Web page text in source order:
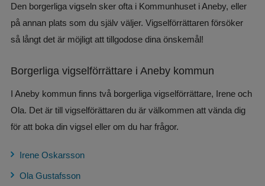
Den borgerliga vigseln sker ofta i Kommunhuset i Aneby, eller
på annan plats som du själv väljer. Vigselförrättaren försöker
så långt det är möjligt att tillgodose dina önskemål!
Borgerliga vigselförrättare i Aneby kommun
I Aneby kommun finns två borgerliga vigselförrättare, Irene och
Ola. Det är till vigselförättaren du är välkommen att vända dig
för att boka din vigsel eller om du har frågor.
Irene Oskarsson
Ola Gustafsson